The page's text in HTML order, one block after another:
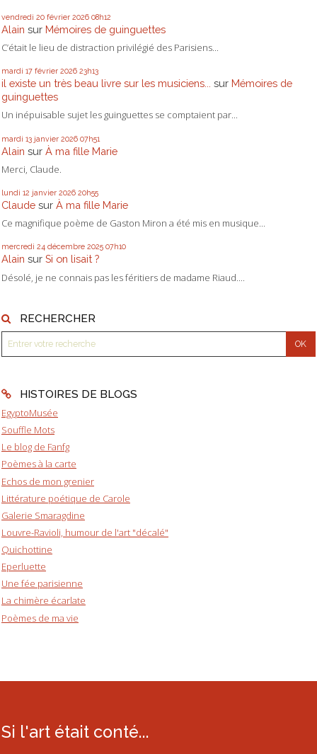
vendredi 20 février 2026 08h12
Alain sur Mémoires de guinguettes
C’était le lieu de distraction privilégié des Parisiens...
mardi 17 février 2026 23h13
il existe un très beau livre sur les musiciens... sur Mémoires de
guinguettes
Un inépuisable sujet les guinguettes se comptaient par...
mardi 13 janvier 2026 07h51
Alain sur À ma fille Marie
Merci, Claude.
lundi 12 janvier 2026 20h55
Claude sur À ma fille Marie
Ce magnifique poème de Gaston Miron a été mis en musique...
mercredi 24 décembre 2025 07h10
Alain sur Si on lisait ?
Désolé, je ne connais pas les féritiers de madame Riaud....
RECHERCHER
HISTOIRES DE BLOGS
EgyptoMusée
Souffle Mots
Le blog de Fanfg
Poèmes à la carte
Echos de mon grenier
Littérature poétique de Carole
Galerie Smaragdine
Louvre-Ravioli, humour de l'art "décalé"
Quichottine
Eperluette
Une fée parisienne
La chimère écarlate
Poèmes de ma vie
Si l'art était conté...